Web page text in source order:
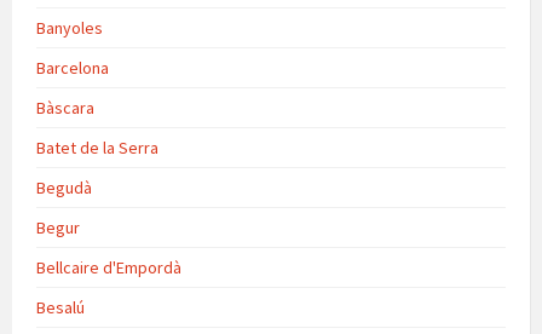
Banyoles
Barcelona
Bàscara
Batet de la Serra
Begudà
Begur
Bellcaire d'Empordà
Besalú